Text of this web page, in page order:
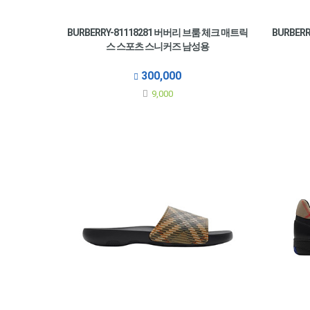
BURBERRY-81118281 버버리 브룸 체크 매트릭
스 스포츠 스니커즈 남성용
300,000
9,000